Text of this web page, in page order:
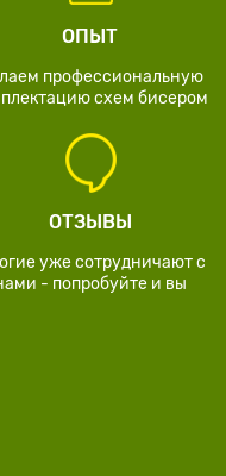
ОПЫТ
профессиональную
схем бисером
ОТЗЫВЫ
уже сотрудничают с
- попробуйте и вы